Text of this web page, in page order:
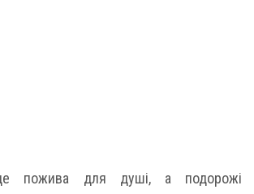
пожива для душі, а подорожі